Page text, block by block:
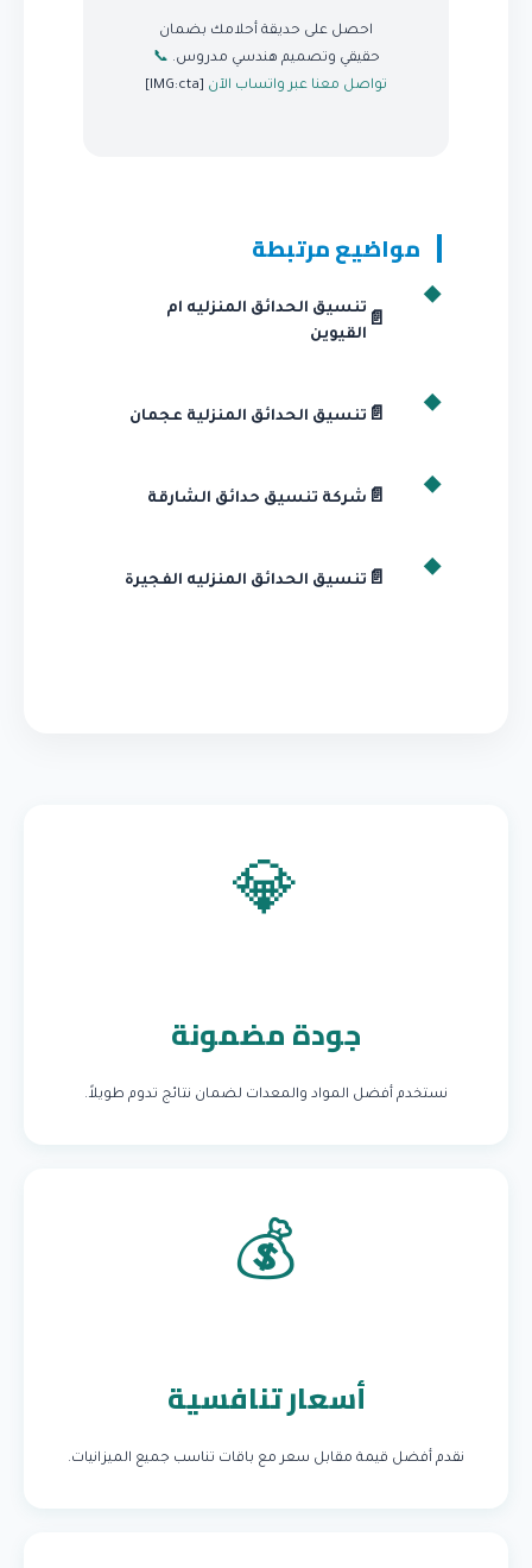
احصل على حديقة أحلامك بضمان
حقيقي وتصميم هندسي مدروس. 📞
تواصل معنا عبر واتساب الآن [IMG:cta]
مواضيع مرتبطة
📄
تنسيق الحدائق المنزليه ام
القيوين
📄 تنسيق الحدائق المنزلية عجمان
📄 شركة تنسيق حدائق الشارقة
📄 تنسيق الحدائق المنزليه الفجيرة
💎
جودة مضمونة
نستخدم أفضل المواد والمعدات لضمان نتائج تدوم طويلاً.
💰
أسعار تنافسية
نقدم أفضل قيمة مقابل سعر مع باقات تناسب جميع الميزانيات.